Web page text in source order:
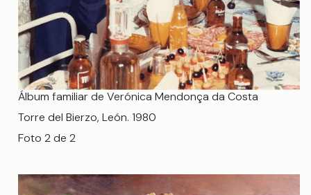
Álbum familiar de Verónica Mendonça da Costa
Torre del Bierzo, León. 1980
Foto 2 de 2